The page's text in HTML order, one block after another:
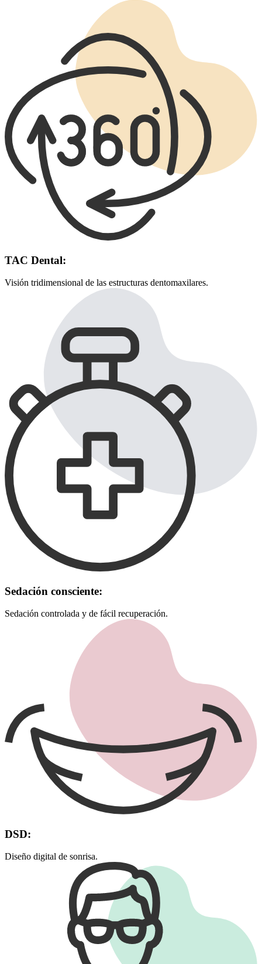
TAC Dental:
Visión tridimensional de las estructuras dentomaxilares.
Sedación consciente:
Sedación controlada y de fácil recuperación.
DSD:
Diseño digital de sonrisa.